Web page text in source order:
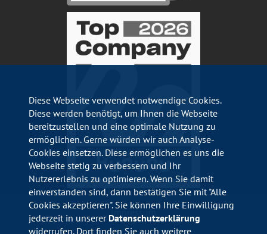
Impressum
Diese Webseite verwendet notwendige Cookies.
Diese werden benötigt, um Ihnen die Webseite
bereitzustellen und eine optimale Nutzung zu
ermöglichen. Gerne würden wir auch Analyse-
Cookies einsetzen. Diese ermöglichen es uns die
Webseite stetig zu verbessern und Ihr
Nutzererlebnis zu optimieren. Wenn Sie damit
einverstanden sind, dann bestätigen Sie mit "Alle
Cookies akzeptieren". Sie können Ihre Einwilligung
jederzeit in unserer Datenschutzerklärung
widerrufen. Dort finden Sie auch weitere